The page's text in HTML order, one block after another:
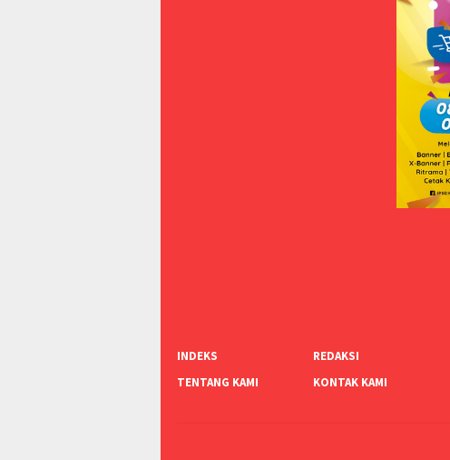
INDEKS REDAKSI
TENTANG KAMI
KONTAK KAMI